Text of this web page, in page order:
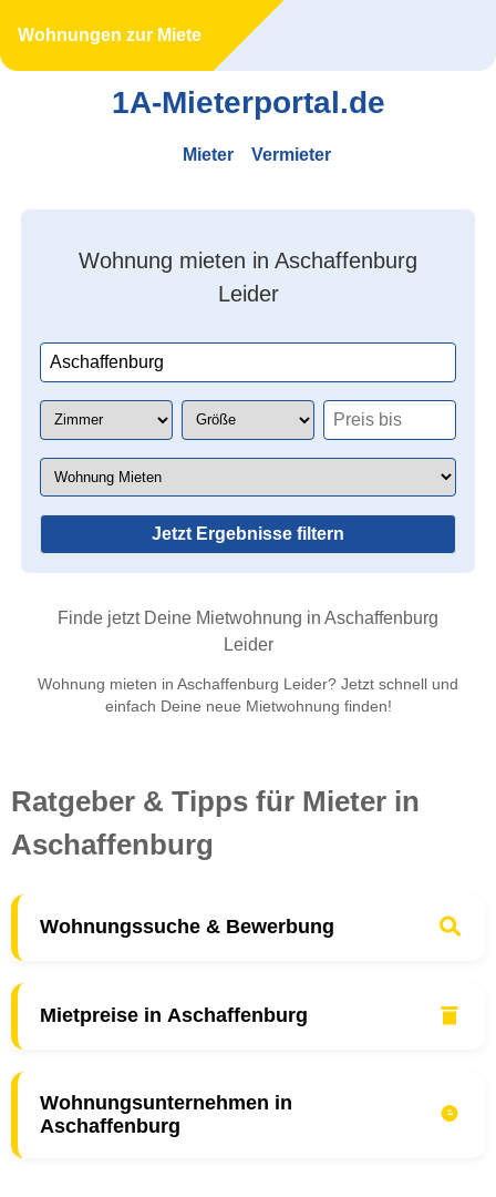
Wohnungen zur Miete
1A-Mieterportal.de
Mieter Vermieter
Wohnung mieten in Aschaffenburg
Leider
Jetzt Ergebnisse filtern
Finde jetzt Deine Mietwohnung in Aschaffenburg
Leider
Wohnung mieten in Aschaffenburg Leider? Jetzt schnell und
einfach Deine neue Mietwohnung finden!
Ratgeber & Tipps für Mieter in
Aschaffenburg
Wohnungssuche & Bewerbung
Mietpreise in Aschaffenburg
Wohnungsunternehmen in
Aschaffenburg